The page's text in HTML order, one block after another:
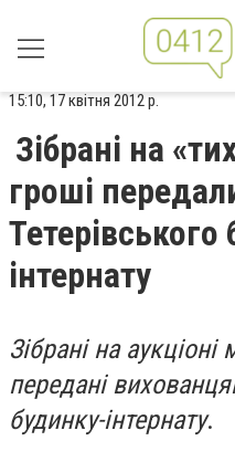
15:10, 17 квітня 2012 р.
Зібрані на
гроші
інтернату
Зібрані на
передані
будинку-інтернату.